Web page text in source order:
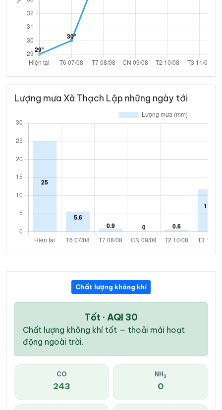
Lượng mưa Xã Thạch Lập những ngày tới
Chất lượng không khí
Tốt · AQI 30
Chất lượng không khí tốt — thoải mái hoạt
động ngoài trời.
CO
243
NH 3
0